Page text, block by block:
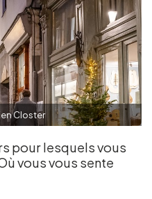
Closter
pour lesquels vous
vous vous sente